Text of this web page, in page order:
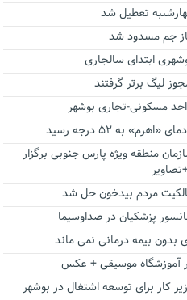
تعطیل شد
به ۵۲ درجه رسید
منطقه ویژه پارس جنوبی برگزار
پزشکیان در صداوسیما
بیمه درمانی نمی ماند
آموزشگاه موسیقی + عکس
کار برای توسعه اشتغال در بوشهر